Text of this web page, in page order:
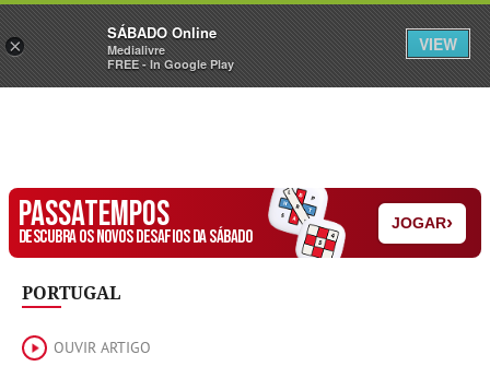
Sábado Assine Iniciar Sessão
PASSATEMPOS
DESCUBRA OS NOVOS DESAFIOS DA SÁBADO
JOGAR›
PORTUGAL
OUVIR ARTIGO
×
SÁBADO Online
Medialivre
FREE - In Google Play
VIEW